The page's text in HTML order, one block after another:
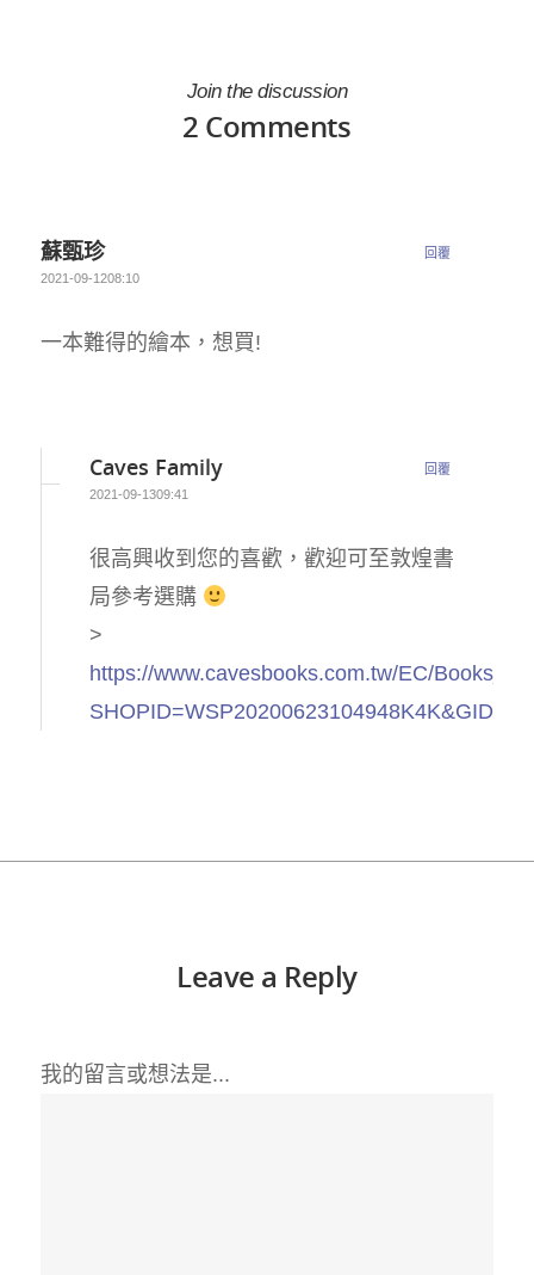
Join the discussion
2 Comments
蘇甄珍
2021-09-1208:10
一本難得的繪本，想買!
回覆
Caves Family
2021-09-1309:41
很高興收到您的喜歡，歡迎可至敦煌書
局參考選購
>
https://www.cavesbooks.com.tw/EC/
回覆
Leave a Reply
我的留言或想法是...